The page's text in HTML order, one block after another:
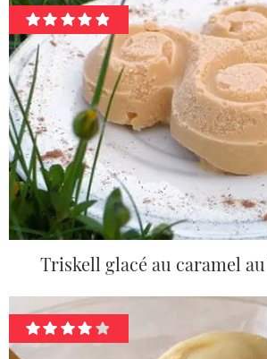
Triskell glacé au caramel